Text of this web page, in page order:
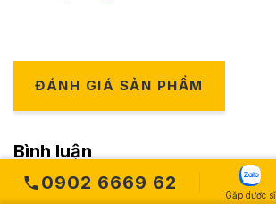
ĐÁNH GIÁ SẢN PHẨM
Bình luận
0902 6669 62
Gặp dược sĩ